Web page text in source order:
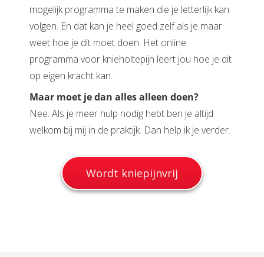
mogelijk programma te maken die je letterlijk kan
volgen. En dat kan je heel goed zelf als je maar
weet hoe je dit moet doen. Het online
programma voor knieholtepijn leert jou hoe je dit
op eigen kracht kan.
Maar moet je dan alles alleen doen?
Nee. Als je meer hulp nodig hebt ben je altijd
welkom bij mij in de praktijk. Dan help ik je verder.
Wordt kniepijnvrij